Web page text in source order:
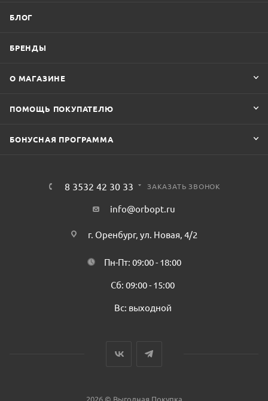
БЛОГ
БРЕНДЫ
О МАГАЗИНЕ
ПОМОЩЬ ПОКУПАТЕЛЮ
БОНУСНАЯ ПРОГРАММА
8 3532 42 30 33 ЗАКАЗАТЬ ЗВОНОК
info@orbopt.ru
г. Оренбург, ул. Новая, 4/2
Пн-Пт: 09:00 - 18:00
Сб: 09:00 - 15:00
Вс: выходной
2026 © Выгодная Покупка